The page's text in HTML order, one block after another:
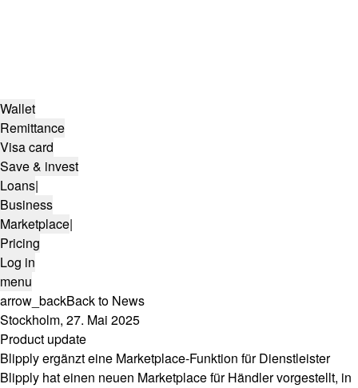
Wallet
Remittance
Visa card
Save & invest
Loans|
Business
Marketplace|
Pricing
Log in
menu
arrow_backBack to News
Stockholm, 27. Mai 2025
Product update
Blipply ergänzt eine Marketplace-Funktion für Dienstleister
Blipply hat einen neuen Marketplace für Händler vorgestellt, in